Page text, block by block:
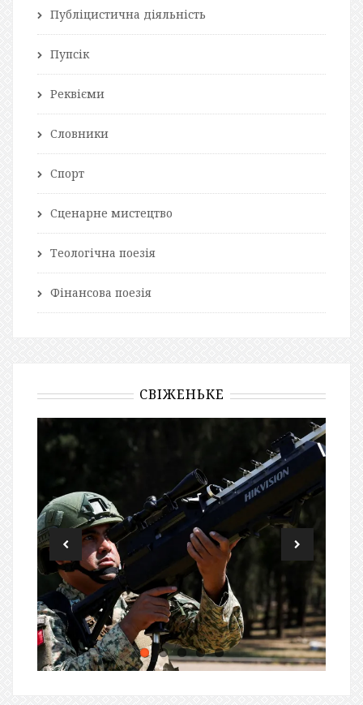
Публіцистична діяльність
Пупсік
Реквієми
Словники
Спорт
Сценарне мистецтво
Теологічна поезія
Фінансова поезія
СВІЖЕНЬКЕ